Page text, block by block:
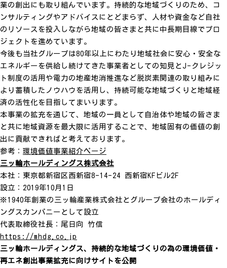
業の創出にも取り組んでいます。持続的な地域づくりのため、コ
ンサルティングやアドバイスにとどまらず、人材や資金など自社
のリソースを投入しながら地域の皆さまと共に中長期目線でプロ
ジェクトを進めています。
今後も当社グループは80年以上にわたり地域社会に安心・安全な
エネルギーを供給し続けてきた事業者としての知見とJ-クレジッ
ト制度の活用や電力の地産地消推進など脱炭素関連の取り組みに
より蓄積したノウハウを活用し、持続可能な地域づくりと地域経
済の活性化を目指してまいります。
本事業の拡充を通じて、地域の一員として自治体や地域の皆さま
と共に地域資源を最大限に活用することで、地域固有の価値の創
出に貢献できればと考えております。
参考： 環境価値事業紹介ページ
三ッ輪ホールディングス株式会社
本社：東京都新宿区西新宿8-14-24 西新宿KFビル2F
設立：2019年10月1日
※1940年創業の三ッ輪産業株式会社とグループ会社のホールディ
ングスカンパニーとして設立
代表取締役社長：尾日向 竹信
https://mhdg.co.jp
三ッ輪ホールディングス、持続的な地域づくりの為の環境価値・
再エネ創出事業拡充に向けサイトを公開